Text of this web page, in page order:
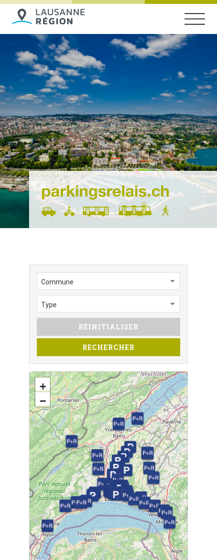
Commune
Type
RÉINITIALISER
RECHERCHER
+
−